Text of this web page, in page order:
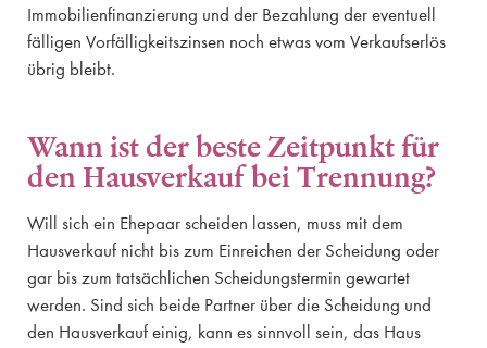
Immobilienfinanzierung und der Bezahlung der eventuell
fälligen Vorfälligkeitszinsen noch etwas vom Verkaufserlös
übrig bleibt.
Wann ist der beste Zeitpunkt für
den Hausverkauf bei Trennung?
Will sich ein Ehepaar scheiden lassen, muss mit dem
Hausverkauf nicht bis zum Einreichen der Scheidung oder
gar bis zum tatsächlichen Scheidungstermin gewartet
werden. Sind sich beide Partner über die Scheidung und
den Hausverkauf einig, kann es sinnvoll sein, das Haus